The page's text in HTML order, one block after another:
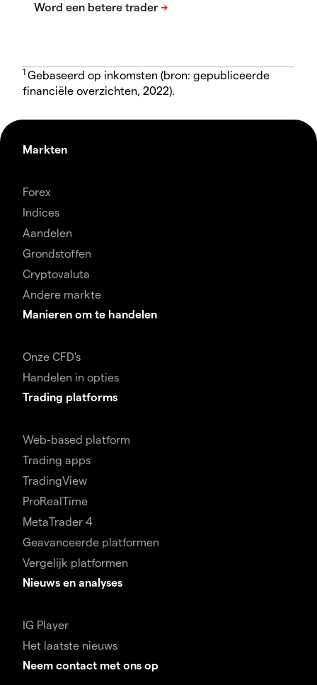
1 Gebaseerd op inkomsten (bron: gepubliceerde
financiële overzichten, 2022).
Markten
Forex
Indices
Aandelen
Grondstoffen
Cryptovaluta
Andere markte
Manieren om te handelen
Onze CFD's
Handelen in opties
Trading platforms
Web-based platform
Trading apps
TradingView
ProRealTime
MetaTrader 4
Geavanceerde platformen
Vergelijk platformen
Nieuws en analyses
IG Player
Het laatste nieuws
Neem contact met ons op